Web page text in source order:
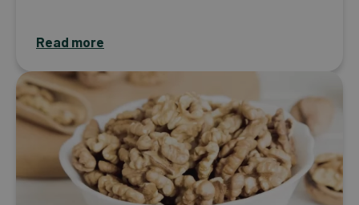
Read more